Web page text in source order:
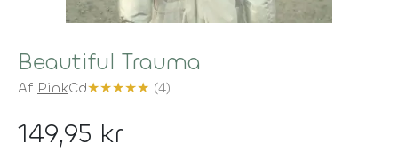
Beautiful Trauma
Af PinkCd★★★★★ (4)
149,95 kr